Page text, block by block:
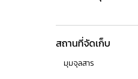
สถานที่จัดเก็บ
มุมจุลสาร